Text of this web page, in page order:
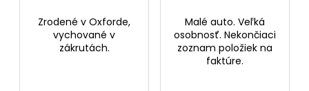
Zrodené v Oxforde,
vychované v
zákrutách.
Malé auto. Veľká
osobnosť. Nekončiaci
zoznam položiek na
faktúre.